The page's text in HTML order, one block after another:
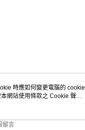
資訊
留言
時應如何變更電腦的 cookie
網站使用條款之 Cookie 聲明